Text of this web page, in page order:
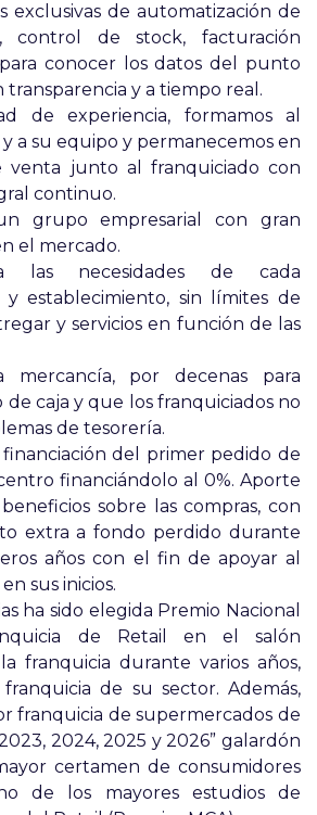
exclusivas de automatización de
control de stock, facturación
conocer los datos del punto
transparencia y a tiempo real.
de experiencia, formamos al
a su equipo y permanecemos en
junto al franquiciado con
continuo.
grupo empresarial con gran
el mercado.
las necesidades de cada
y establecimiento, sin límites de
y servicios en función de las
mercancía, por decenas para
caja y que los franquiciados no
de tesorería.
del primer pedido de
financiándolo al 0%. Aporte
sobre las compras, con
extra a fondo perdido durante
años con el fin de apoyar al
sus inicios.
ha sido elegida Premio Nacional
de Retail en el salón
franquicia durante varios años,
de su sector. Además,
franquicia de supermercados de
2024, 2025 y 2026”galardón
certamen de consumidores
de los mayores estudios de